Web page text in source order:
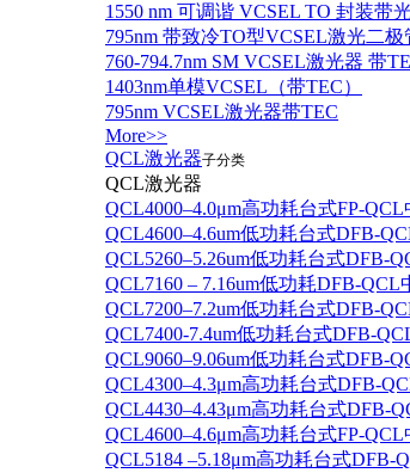
1550 nm 可调谐 VCSEL TO 封装带
795nm 带致冷TO型VCSEL激光二极
760-794.7nm SM VCSEL激光器 带
1403nm单模VCSEL（带TEC）
795nm VCSEL激光器带TEC
More>>
QCL激光器子分类
QCL激光器
QCL4000–4.0μm高功耗台式FP-
QCL4600–4.6um低功耗台式DFB-
QCL5260–5.26um低功耗台式DFB-
QCL7160 – 7.16um低功耗DFB-
QCL7200–7.2um低功耗台式DFB-
QCL7400-7.4um低功耗台式DFB-
QCL9060–9.06um低功耗台式DFB-
QCL4300–4.3μm高功耗台式DFB-
QCL4430–4.43μm高功耗台式DFB-
QCL4600–4.6μm高功耗台式FP-
QCL5184 –5.18μm高功耗台式DFB-